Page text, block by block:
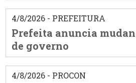
4/8/2026 - PREFEITURA
Prefeita anuncia
de governo
4/8/2026 - PROCON